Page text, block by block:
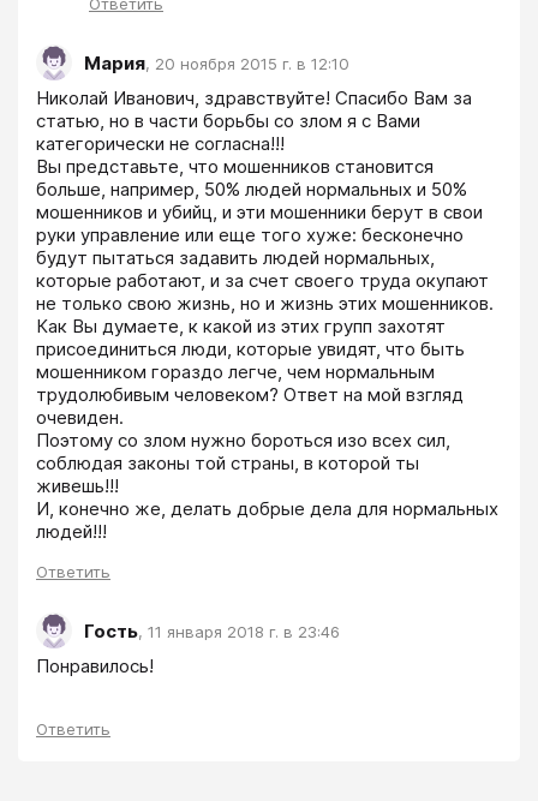
Ответить
Мария, 20 ноября 2015 г. в 12:10
Николай Иванович, здравствуйте! Спасибо Вам за
статью, но в части борьбы со злом я с Вами
категорически не согласна!!!
Вы представьте, что мошенников становится
больше, например, 50% людей нормальных и 50%
мошенников и убийц, и эти мошенники берут в свои
руки управление или еще того хуже: бесконечно
будут пытаться задавить людей нормальных,
которые работают, и за счет своего труда окупают
не только свою жизнь, но и жизнь этих мошенников.
Как Вы думаете, к какой из этих групп захотят
присоединиться люди, которые увидят, что быть
мошенником гораздо легче, чем нормальным
трудолюбивым человеком? Ответ на мой взгляд
очевиден.
Поэтому со злом нужно бороться изо всех сил,
соблюдая законы той страны, в которой ты
живешь!!!
И, конечно же, делать добрые дела для нормальных
Ответить
Гость, 11 января 2018 г. в 23:46
Понравилось!
Ответить